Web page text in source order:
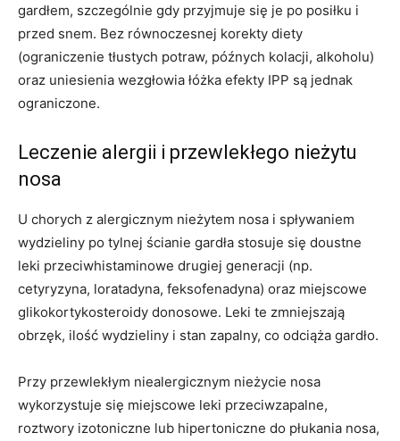
gardłem, szczególnie gdy przyjmuje się je po posiłku i
przed snem. Bez równoczesnej korekty diety
(ograniczenie tłustych potraw, późnych kolacji, alkoholu)
oraz uniesienia wezgłowia łóżka efekty IPP są jednak
ograniczone.
Leczenie alergii i przewlekłego nieżytu
nosa
U chorych z alergicznym nieżytem nosa i spływaniem
wydzieliny po tylnej ścianie gardła stosuje się doustne
leki przeciwhistaminowe drugiej generacji (np.
cetyryzyna, loratadyna, feksofenadyna) oraz miejscowe
glikokortykosteroidy donosowe. Leki te zmniejszają
obrzęk, ilość wydzieliny i stan zapalny, co odciąża gardło.
Przy przewlekłym niealergicznym nieżycie nosa
wykorzystuje się miejscowe leki przeciwzapalne,
roztwory izotoniczne lub hipertoniczne do płukania nosa,